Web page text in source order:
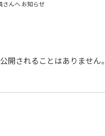
さんへ お知らせ
開されることはありません。